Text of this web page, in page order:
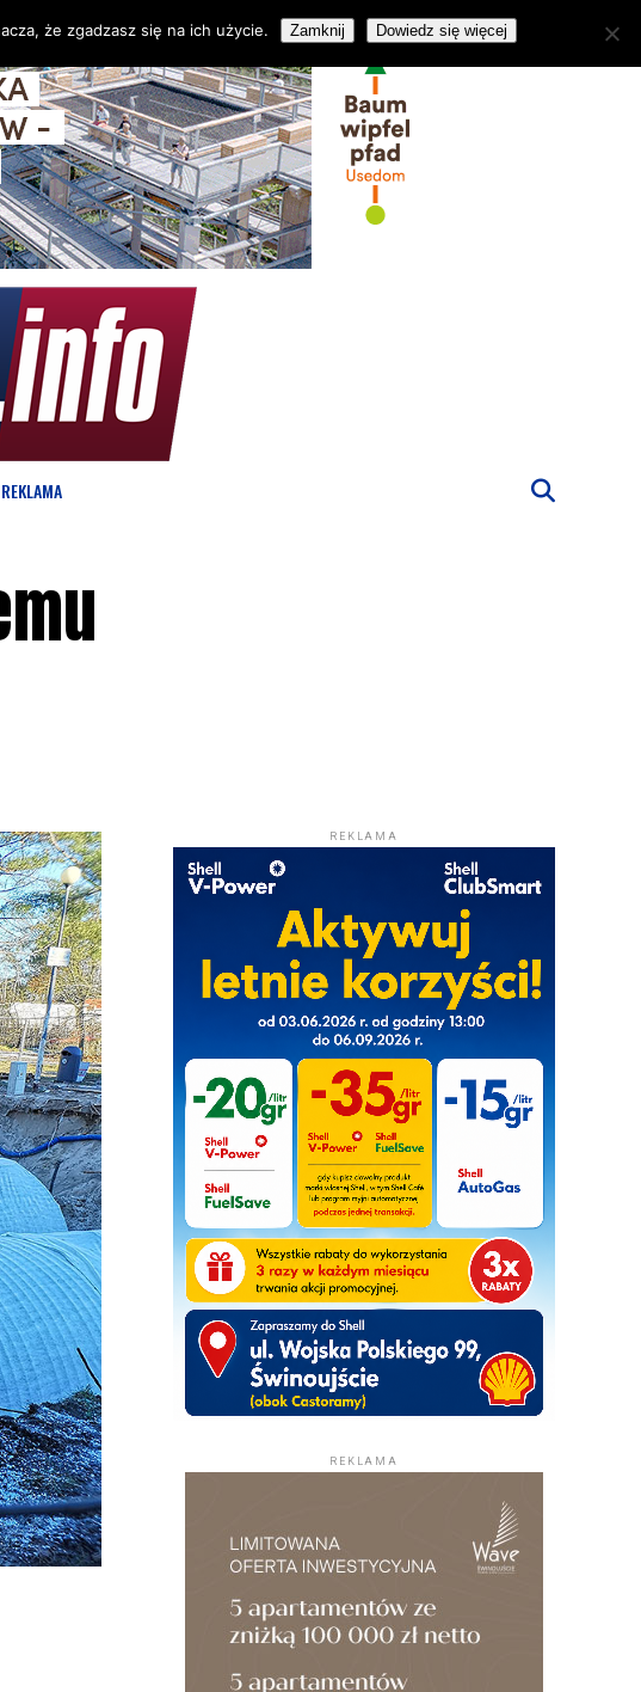
REKLAMA
REKLAMA
REKLAMA
że zgadzasz się na ich użycie. Zamknij Dowiedz się więcej